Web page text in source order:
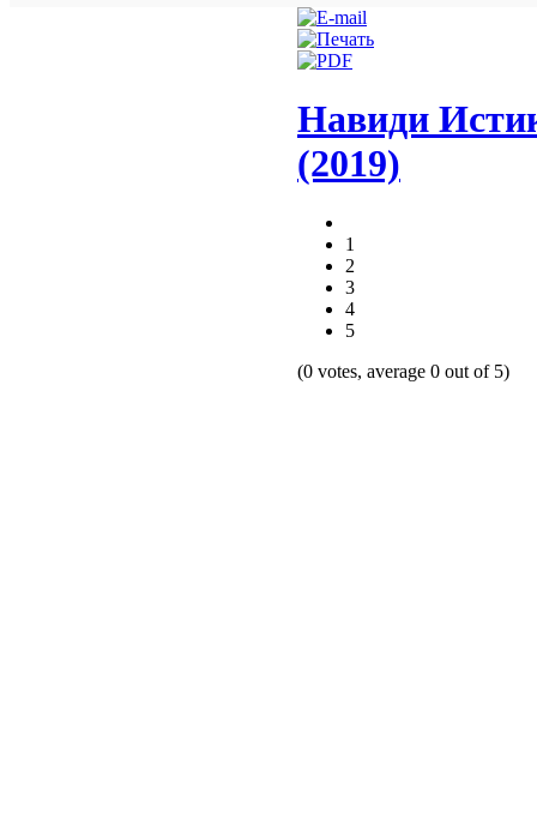
Навиди
(2019)
1
2
3
4
5
(0 votes, average 0 out of 5)